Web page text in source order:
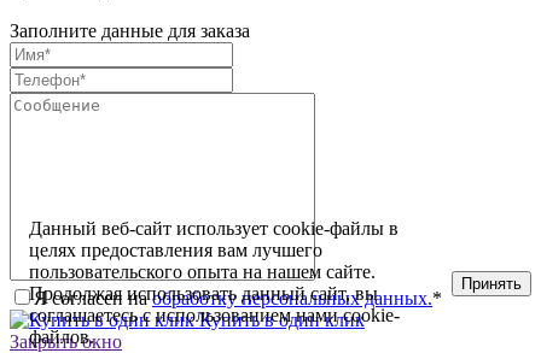
Заполните данные для заказа
Я согласен наобработку персональных данных.*
Купить в один клик
Закрыть окно
Данный веб-сайт использует cookie-файлы в
целях предоставления вам лучшего
пользовательского опыта на нашем сайте.
Продолжая использовать данный сайт, вы
соглашаетесь с использованием нами cookie-
файлов.
Принять